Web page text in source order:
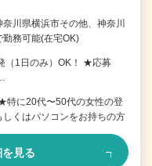
川県横浜市その他、神奈川
務可能(在宅OK)
（1日のみ）OK！ ★応募
特に20代〜50代の女性の登
くはパソコンをお持ちの方
見る